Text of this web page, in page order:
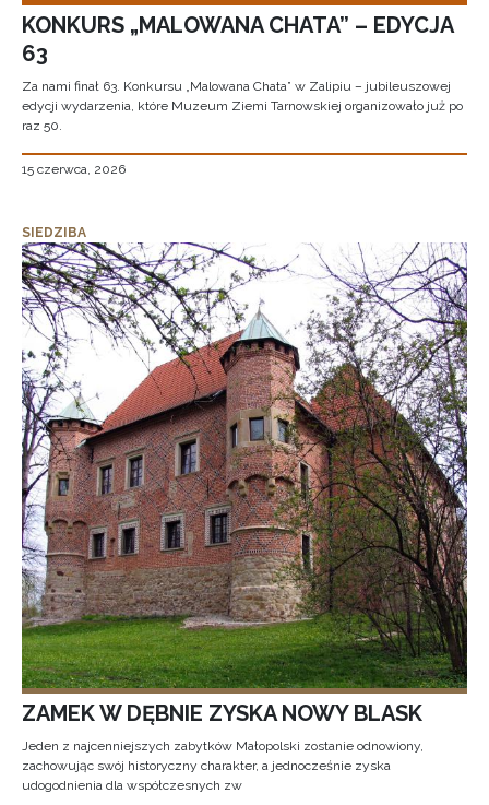
KONKURS „MALOWANA CHATA” – EDYCJA
63
Za nami finał 63. Konkursu „Malowana Chata” w Zalipiu – jubileuszowej
edycji wydarzenia, które Muzeum Ziemi Tarnowskiej organizowało już po
raz 50.
15 czerwca, 2026
SIEDZIBA
ZAMEK W DĘBNIE ZYSKA NOWY BLASK
Jeden z najcenniejszych zabytków Małopolski zostanie odnowiony,
zachowując swój historyczny charakter, a jednocześnie zyska
udogodnienia dla współczesnych zw